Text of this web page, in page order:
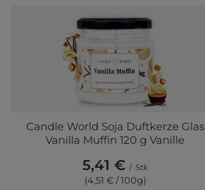
Candle World Soja Duftkerze Glas
Vanilla Muffin 120 g Vanille
5,41 € / Stk
(4,51 € / 100g)